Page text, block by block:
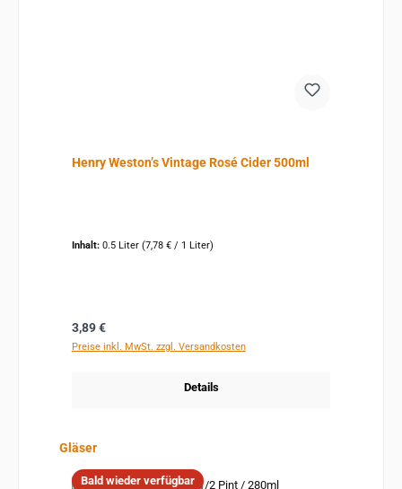
Henry Weston’s Vintage Rosé Cider 500ml
Inhalt: 0.5 Liter (7,78 € / 1 Liter)
Regulärer Preis:
3,89 €
Preise inkl. MwSt. zzgl. Versandkosten
Details
Produktgalerie überspringen
Gläser
Bald wieder verfügbar